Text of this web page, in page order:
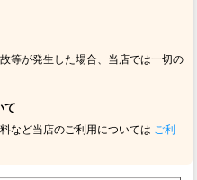
等が発生した場合、当店では一切の
て
など当店のご利用については ご利